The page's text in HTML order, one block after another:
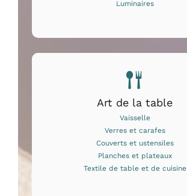
Luminaires
Art de la table
Vaisselle
Verres et carafes
Couverts et ustensiles
Planches et plateaux
Textile de table et de cuisine